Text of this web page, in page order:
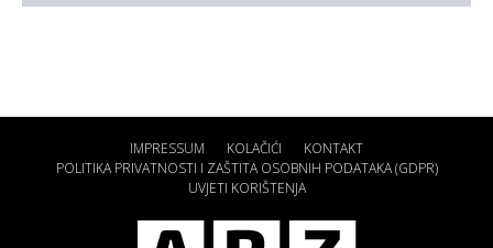
IMPRESSUM KOLAČIĆI
KONTAKT
POLITIKA PRIVATNOSTI I ZAŠTITA OSOBNIH PODATAKA (GDPR)
UVJETI KORIŠTENJA